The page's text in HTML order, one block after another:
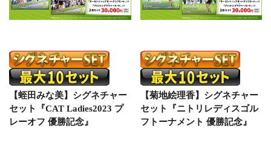
【蛭田みな美】シグネチャー
セット『CAT Ladies2023 プ
レーオフ 優勝記念』
【菊地絵理香】シグネチャー
セット『ニトリレディスゴル
フトーナメント 優勝記念』